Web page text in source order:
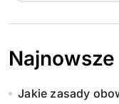
Jakie zasady